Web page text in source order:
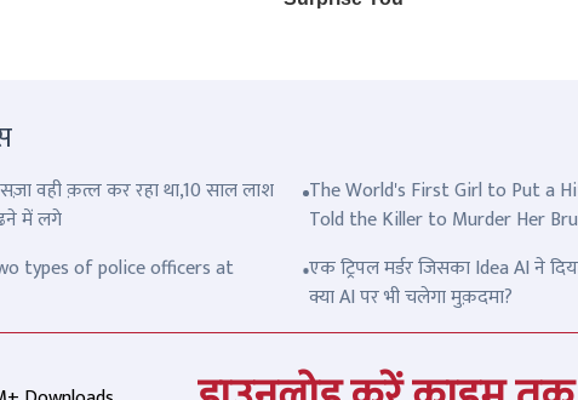
वही क़त्ल कर रहा था,10 साल लाश
में लगे
The World's First Girl to Put a
Told the Killer to Murder Her
types of police officers at
एक ट्रिपल मर्डर जिसका Idea AI ने
क्या AI पर भी चलेगा मुक़दमा?